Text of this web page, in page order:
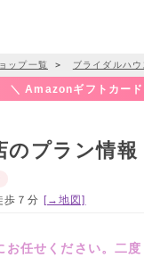
ップ一覧 ＞ ブライダルハ
＼ Amazonギフトカー
プラン情報
７分 [→地図]
任せください。二